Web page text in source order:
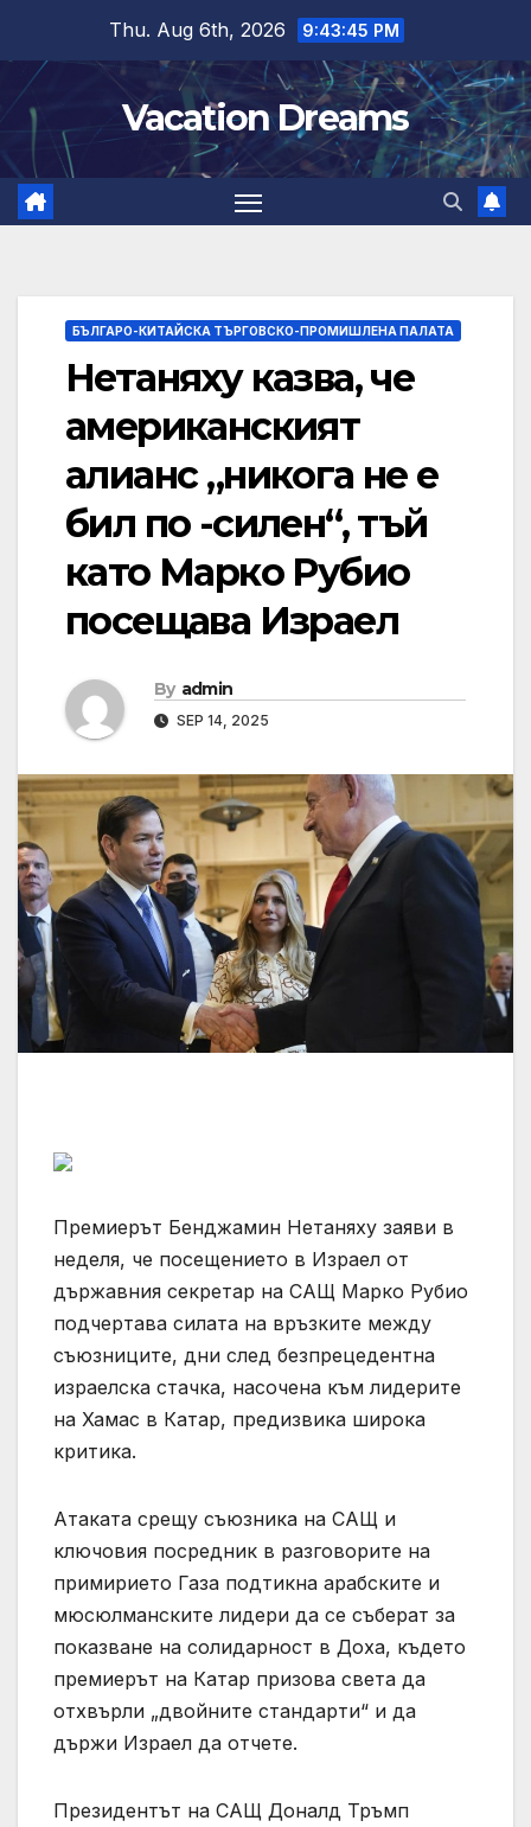
content
Thu. Aug 6th, 2026 9:43:46 PM
Vacation Dreams
БЪЛГАРО-КИТАЙСКА ТЪРГОВСКО-ПРОМИШЛЕНА ПАЛАТА
Нетаняху казва, че
американският
алианс „никога не е
бил по -силен“, тъй
като Марко Рубио
посещава Израел
By admin
SEP 14, 2025
Премиерът Бенджамин Нетаняху заяви в
неделя, че посещението в Израел от
държавния секретар на САЩ Марко Рубио
подчертава силата на връзките между
съюзниците, дни след безпрецедентна
израелска стачка, насочена към лидерите
на Хамас в Катар, предизвика широка
критика.
Атаката срещу съюзника на САЩ и
ключовия посредник в разговорите на
примирието Газа подтикна арабските и
мюсюлманските лидери да се съберат за
показване на солидарност в Доха, където
премиерът на Катар призова света да
отхвърли „двойните стандарти“ и да
държи Израел да отчете.
Президентът на САЩ Доналд Тръмп